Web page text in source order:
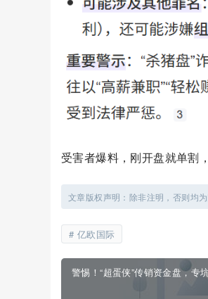
受害者爆料，刚开盘就单割
文章版权声明：除非注明，否则均
亿欧国际
警惕！“超蛋侠”传销资金盘，专